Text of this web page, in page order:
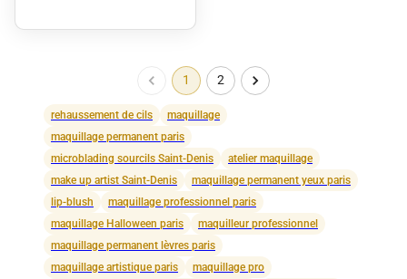
1 2
rehaussement de cils
maquillage
maquillage permanent paris
microblading sourcils Saint-Denis
atelier maquillage
make up artist Saint-Denis
maquillage permanent yeux paris
lip-blush
maquillage professionnel paris
maquillage Halloween paris
maquilleur professionnel
maquillage permanent lèvres paris
maquillage artistique paris
maquillage pro